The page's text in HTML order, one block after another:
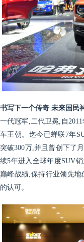
书写下一个传奇 未来国民
一代冠军,二代卫冕,自
车王朝。迄今已蝉联7年
突破300万,并且曾创下了
续5年进入全球年度SUV
巅峰战绩,保持行业领先
的认可。